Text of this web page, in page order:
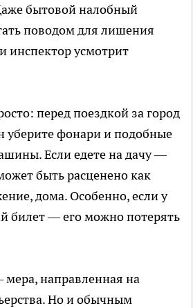
бытовой налобный
поводом для лишения
инспектор усмотрит
перед поездкой за город
уберите фонари и подобные
Если едете на дачу —
быть расценено как
дома. Особенно, если у
билет — его можно потерять
направленная на
Но и обычным